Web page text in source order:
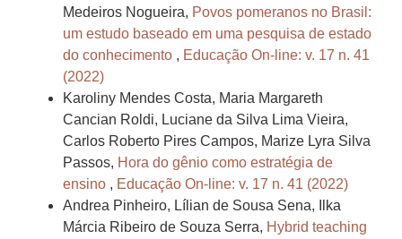
Medeiros Nogueira, Povos pomeranos no Brasil:
um estudo baseado em uma pesquisa de estado
do conhecimento , Educação On-line: v. 17 n. 41
(2022)
Karoliny Mendes Costa, Maria Margareth
Cancian Roldi, Luciane da Silva Lima Vieira,
Carlos Roberto Pires Campos, Marize Lyra Silva
Passos, Hora do gênio como estratégia de
ensino , Educação On-line: v. 17 n. 41 (2022)
Andrea Pinheiro, Lílian de Sousa Sena, Ilka
Márcia Ribeiro de Souza Serra, Hybrid teaching